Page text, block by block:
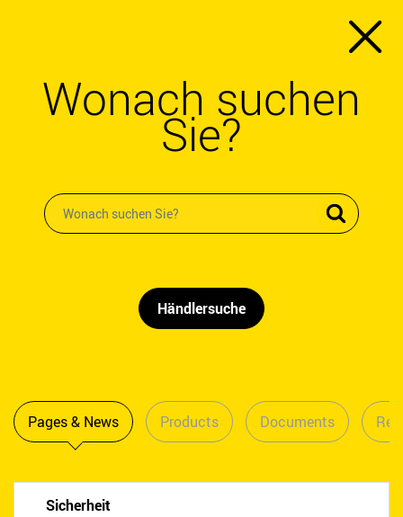
Wonach suchen
Sie?
Händlersuche
Pages & News Products Documents
Sicherheit